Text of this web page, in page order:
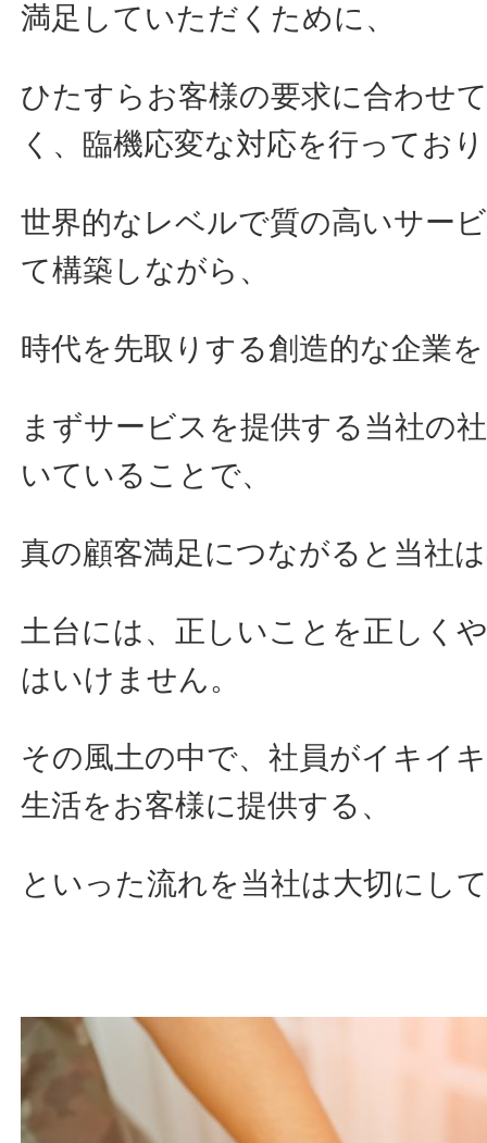
満足していただくために、
ひたすらお客様の要求に合わせ
く、臨機応変な対応を行ってお
世界的なレベルで質の高いサー
て構築しながら、
時代を先取りする創造的な企業
まずサービスを提供する当社の
いていることで、
真の顧客満足につながると当社
土台には、正しいことを正しく
はいけません。
その風土の中で、社員がイキイ
生活をお客様に提供する、
といった流れを当社は大切にし